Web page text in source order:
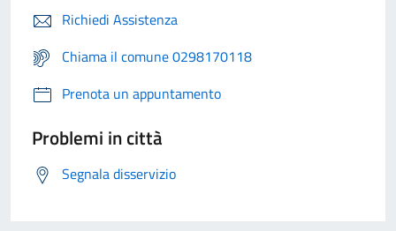
Richiedi Assistenza
Chiama il comune 0298170118
Prenota un appuntamento
Problemi in città
Segnala disservizio